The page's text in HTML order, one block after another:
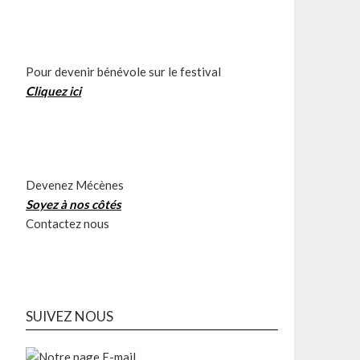
Pour devenir bénévole sur le festival
Cliquez ici
Devenez Mécènes
Soyez à nos côtés
Contactez nous
SUIVEZ NOUS